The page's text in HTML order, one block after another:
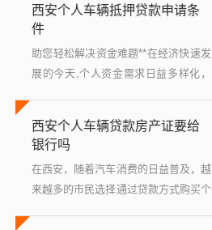
者可能会面临无法按时偿还房贷的困
境，...
西安个人车辆抵押贷款申请条
件
助您轻松解决资金难题**在经济快速发
展的今天,个人资金需求日益多样化，
是在历史悠久、文化底蕴深厚的西
安，...
西安个人车辆贷款房产证要给
银行吗
在西安，随着汽车消费的日益普及，越
来越多的市民选择通过贷款方式购买个